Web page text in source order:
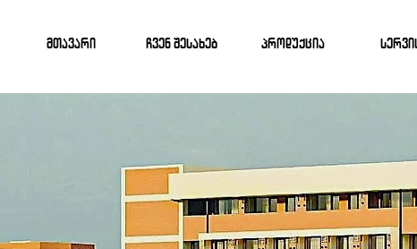
მთავარი ჩვენ შესახებ პროდუქცია